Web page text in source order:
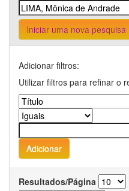
Iniciar uma nova pesquisa
Adicionar filtros:
Utilizar filtros para refinar o
Resultados/Página